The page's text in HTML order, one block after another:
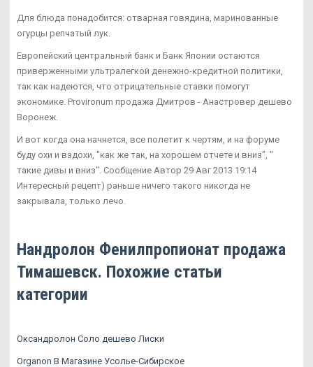
Для блюда понадобится: отварная говядина, маринованные
огурцы репчатый лук.
Европейский центральный банк и Банк Японии остаются
приверженными ультралегкой денежно-кредитной политики,
так как надеются, что отрицательные ставки помогут
экономике. Provironum продажа Дмитров - Анастровер дешево
Воронеж.
И вот когда она начнется, все полетит к чертям, и на форуме
буду охи и вздохи, "как же так, на хорошем отчете и вниз", "
такие дивы и вниз". Сообщение Автор 29 Авг 2013 19:14
Интересный рецепт) раньше ничего такого никогда не
закрывала, только лечо.
Нандролон Фенилпропионат продажа
Тимашевск. Похожие статьи
категории
Оксандролон Соло дешево Лиски
Organon В Магазине Усолье-Сибирское